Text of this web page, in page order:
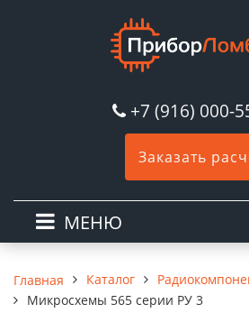
+7 (916) 000-
Заказать
МЕНЮ
Главная Каталог
Микросхемы 565 серии РУ 3